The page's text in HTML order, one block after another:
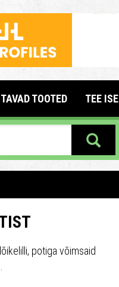
TOOTED TEE ISE
potiga võimsaid